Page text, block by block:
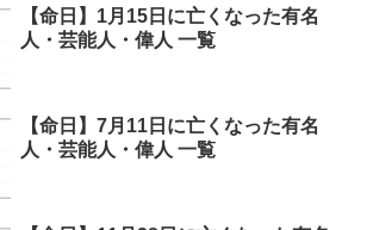
【命日】1月15日に亡くなった有名
人・芸能人・偉人 一覧
【命日】7月11日に亡くなった有名
人・芸能人・偉人 一覧